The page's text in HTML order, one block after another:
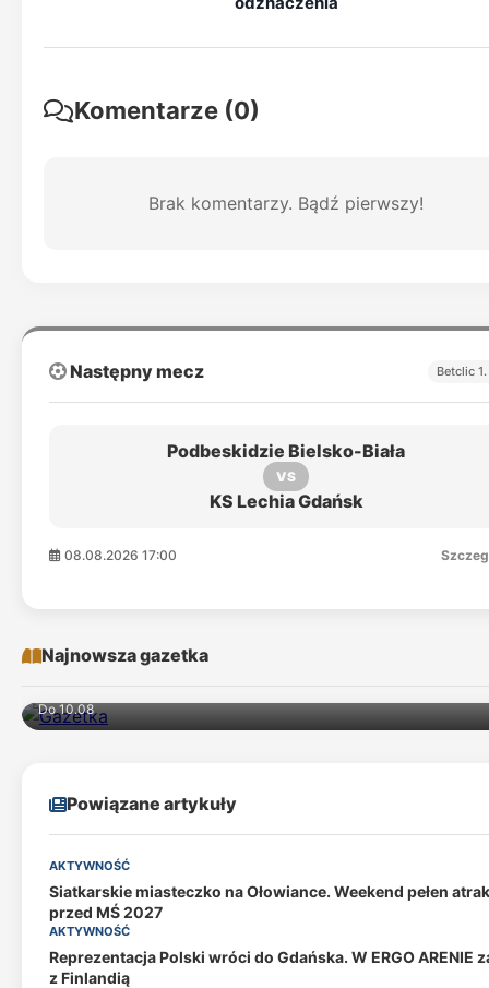
Komentarze (0)
Brak komentarzy. Bądź pierwszy!
Następny mecz Betclic
Podbeskidzie Bielsko-Biała
VS
KS Lechia Gdańsk
08.08.2026 17:00
Najnowsza gazetka
Do 10.08
Powiązane artykuły
AKTYWNOŚĆ
Siatkarskie miasteczko na Ołowiance. Weekend pełen
przed MŚ 2027
AKTYWNOŚĆ
Reprezentacja Polski wróci do Gdańska. W ERGO ARENIE
z Finlandią